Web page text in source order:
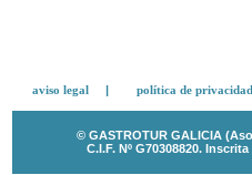
aviso legal | política de privacidad
© GASTROTUR GALICIA
C.I.F. Nº G70308820. Inscrita